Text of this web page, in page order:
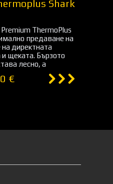
Shark
ThermoPlus
предаване на
директната
щеката. Бързото
лесно, а
€